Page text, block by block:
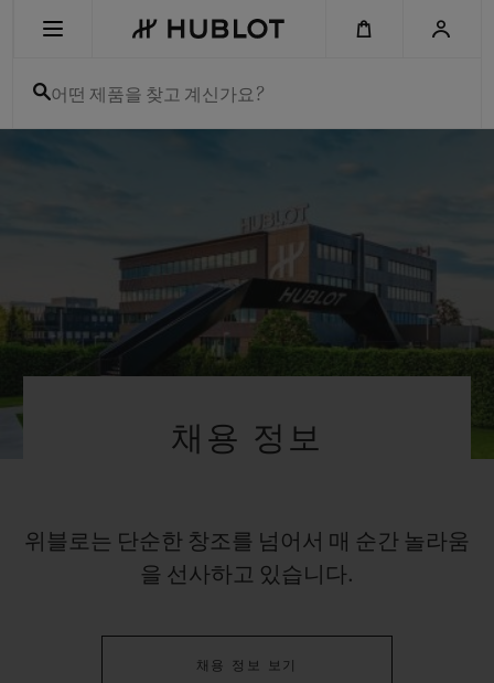
어떤 제품을 찾고 계신가요?
채용 정보
위블로는 단순한 창조를 넘어서 매 순간 놀라움
을 선사하고 있습니다.
채용 정보 보기